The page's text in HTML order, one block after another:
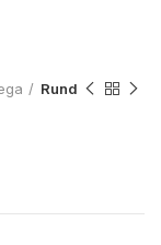
Rund